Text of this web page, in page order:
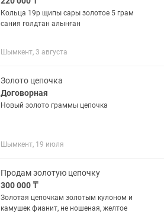
Кольца 19р щипы сары золотое 5 грам
сания голдтан алынған
Шымкент, 3 августа
Золото цепочка
Договорная
Новый золото граммы цепочка
Шымкент, 19 июля
Продам золотую цепочку
300 000 ₸
Золотая цепочкам золотым кулоном и
камушек фианит, не ношеная, желтое